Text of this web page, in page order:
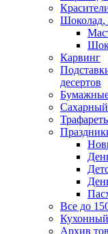
Шоколад,
Карвинг
десертов
Сахарный
Все до
Архив